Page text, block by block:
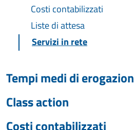
Costi contabilizzati
Liste di attesa
Servizi in rete
Tempi medi di
Class action
Costi contabilizzati